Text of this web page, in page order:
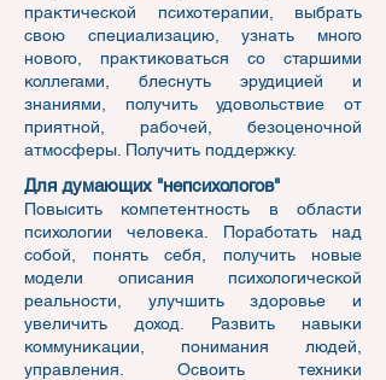
практической психотерапии, выбрать
свою специализацию, узнать много
нового, практиковаться со старшими
коллегами, блеснуть эрудицией и
знаниями, получить удовольствие от
приятной, рабочей, безоценочной
атмосферы. Получить поддержку.
Для думающих "непсихологов"
Повысить компетентность в области
психологии человека. Поработать над
собой, понять себя, получить новые
модели описания психологической
реальности, улучшить здоровье и
увеличить доход. Развить навыки
коммуникации, понимания людей,
управления. Освоить техники